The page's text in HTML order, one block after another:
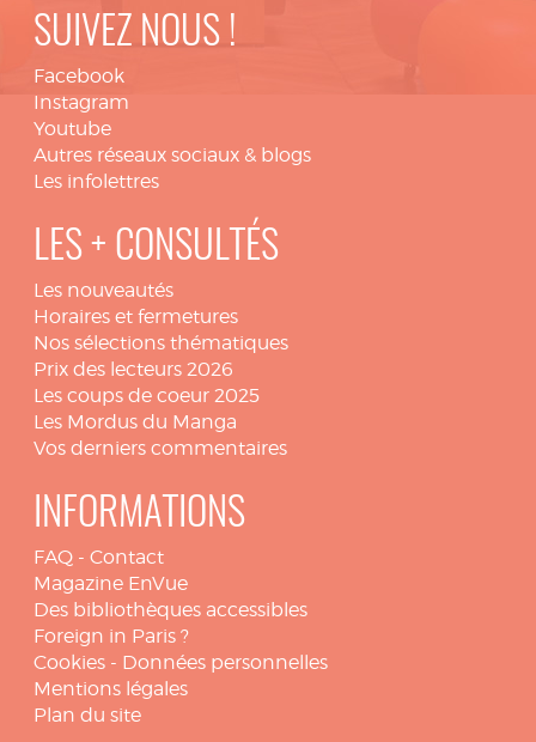
SUIVEZ NOUS !
Facebook
Instagram
Youtube
Autres réseaux sociaux & blogs
Les infolettres
LES + CONSULTÉS
Les nouveautés
Horaires et fermetures
Nos sélections thématiques
Prix des lecteurs 2026
Les coups de coeur 2025
Les Mordus du Manga
Vos derniers commentaires
INFORMATIONS
FAQ - Contact
Magazine EnVue
Des bibliothèques accessibles
Foreign in Paris ?
Cookies - Données personnelles
Mentions légales
Plan du site